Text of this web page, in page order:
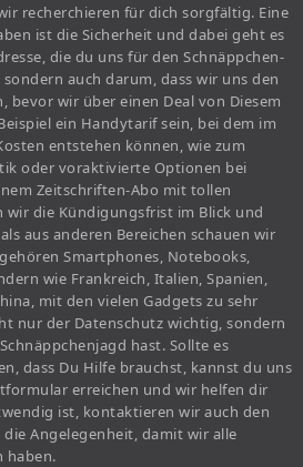
recherchieren für dich sorgfältig. Eine
ist die Sicherheit und dabei geht es
die du uns für den Schnäppchen-
auch darum, dass wir uns den
bevor wir über einen Deal von Diesem
ein Handytarif sein, bei dem im
entstehen können, wie zum
oder voraktivierte Optionen bei
Zeitschriften-Abo mit tollen
wir die Kündigungsfrist im Blick und
aus anderen Bereichen schauen wir
Smartphones, Notebooks,
wie Frankreich, Italien, Spanien,
mit den vielen Gadgets zu sehr
nur der Datenschutz wichtig, sondern
hast. Sollte es
dass Du Hilfe brauchst, kannst du uns
erreichen und wir helfen dir
ist, kontaktieren wir auch den
Angelegenheit, damit wir alle
haben.